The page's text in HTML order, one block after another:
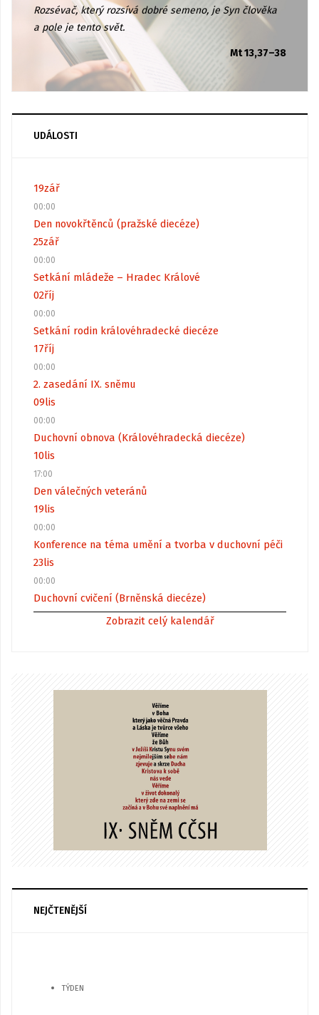
Rozsévač, který rozsívá dobré semeno, je Syn člověka
a pole je tento svět.
Mt 13,37–38
UDÁLOSTI
19zář
00:00
Den novokřtěnců (pražské diecéze)
25zář
00:00
Setkání mládeže – Hradec Králové
02říj
00:00
Setkání rodin královéhradecké diecéze
17říj
00:00
2. zasedání IX. sněmu
09lis
00:00
Duchovní obnova (Královéhradecká diecéze)
10lis
17:00
Den válečných veteránů
19lis
00:00
Konference na téma umění a tvorba v duchovní péči
23lis
00:00
Duchovní cvičení (Brněnská diecéze)
Zobrazit celý kalendář
NEJČTENĚJŠÍ
TÝDEN